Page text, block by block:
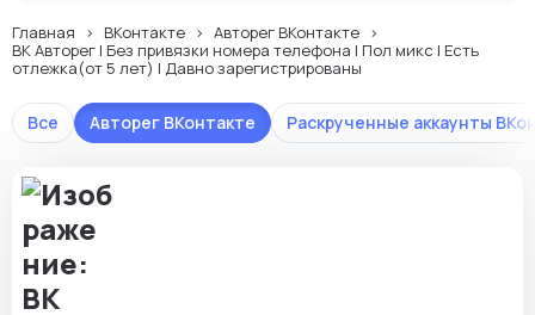
Главная ВКонтакте
Авторег ВКонтакте
ВК Авторег | Без привязки номера телефона | Пол микс | Есть
отлежка(от 5 лет) | Давно зарегистрированы
Все Авторег ВКонтакте Раскрученные аккаунты